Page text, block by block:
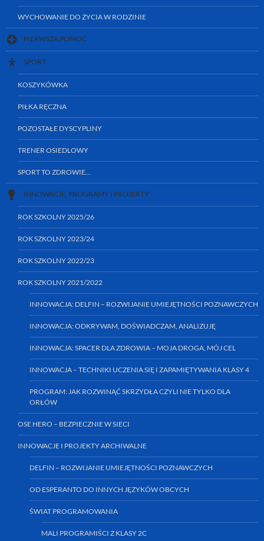
WYCHOWANIE DO ŻYCIA W RODZINIE
PIERWSZA POMOC
SPORT
KOSZYKÓWKA
PIŁKA RĘCZNA
POZOSTAŁE DYSCYPLINY
TRENER OSIEDLOWY
SPORT TO ZDROWIE…
INNOWACJE, PROGRAMY I PROJEKTY
ROK SZKOLNY 2025/26
ROK SZKOLNY 2023/24
ROK SZKOLNY 2022/23
ROK SZKOLNY 2021/2022
INNOWACJA: DELFIN – ROZWIJANIE UMIEJĘTNOŚCI POZNAWCZYCH
INNOWACJA: ODKRYWAM, DOŚWIADCZAM, ANALIZUJĘ
INNOWACJA: SPACER DLA ZDROWIA – MOJA DROGA, MÓJ CEL
INNOWACJA – TECHNIKI UCZENIA SIĘ I ZAPAMIĘTYWANIA KLASY 4
PROGRAM: JAK ROZWINĄĆ SKRZYDŁA CZYLI NIE TYLKO DLA
ORŁÓW
OSE HERO – BEZPIECZNIE W SIECI
INNOWACJE I PROJEKTY ARCHIWALNE
DELFIN – ROZWIJANIE UMIEJĘTNOŚCI POZNAWCZYCH
OD ESPERANTO DO INNYCH JĘZYKÓW OBCYCH
ŚWIAT PROGRAMOWANIA
MALI PROGRAMIŚCI Z KLASY 2C